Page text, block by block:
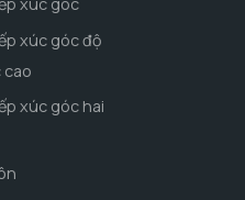
xúc góc độ
cao
xúc góc hai